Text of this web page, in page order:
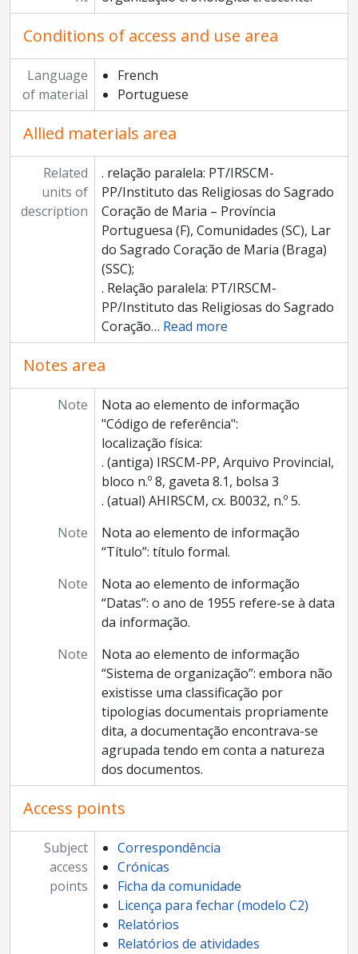
Conditions of access and use area
Language
of material
French
Portuguese
Allied materials area
Related
units of
description
. relação paralela: PT/IRSCM-
PP/Instituto das Religiosas do Sagrado
Coração de Maria – Província
Portuguesa (F), Comunidades (SC), Lar
do Sagrado Coração de Maria (Braga)
(SSC);
. Relação paralela: PT/IRSCM-
PP/Instituto das Religiosas do Sagrado
Coração… Read more
Notes area
Note
Nota ao elemento de informação
"Código de referência":
localização física:
. (antiga) IRSCM-PP, Arquivo Provincial,
bloco n.º 8, gaveta 8.1, bolsa 3
. (atual) AHIRSCM, cx. B0032, n.º 5.
Note
Nota ao elemento de informação
“Título”: título formal.
Note
Nota ao elemento de informação
“Datas”: o ano de 1955 refere-se à data
da informação.
Note
Nota ao elemento de informação
“Sistema de organização”: embora não
existisse uma classificação por
tipologias documentais propriamente
dita, a documentação encontrava-se
agrupada tendo em conta a natureza
dos documentos.
Access points
Subject
access
points
Correspondência
Crónicas
Ficha da comunidade
Licença para fechar (modelo C2)
Relatórios
Relatórios de atividades